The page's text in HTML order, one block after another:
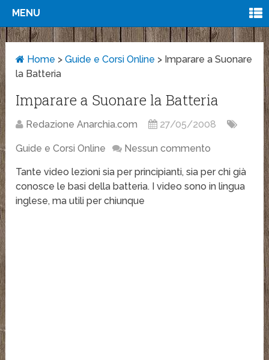
MENU
Home >Guide e Corsi Online > Imparare a Suonare
la Batteria
Imparare a Suonare la Batteria
Redazione Anarchia.com 27/05/2008
Guide e Corsi Online Nessun commento
Tante video lezioni sia per principianti, sia per chi già
conosce le basi della batteria. I video sono in lingua
inglese, ma utili per chiunque